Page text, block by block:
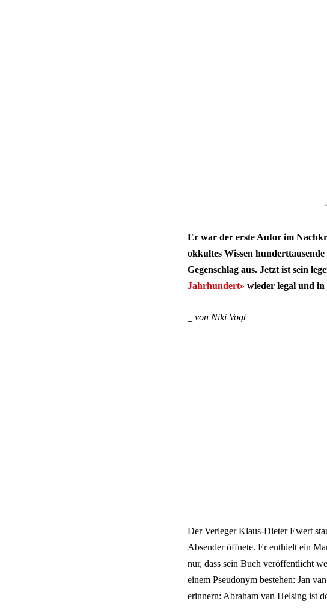
Er war der erste Autor im
okkultes Wissen
Gegenschlag aus. Jetzt ist sein
Jahrhundert» wieder legal und
von Niki Vogt
Der Verleger Klaus-Dieter Ewert
Absender öffnete. Er enthielt ein
nur, dass sein Buch veröffentlicht
einem Pseudonym bestehen: Jan
erinnern: Abraham van Helsing ist